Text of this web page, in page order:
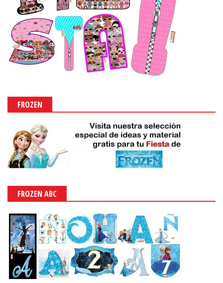
FROZEN
FROZEN ABC